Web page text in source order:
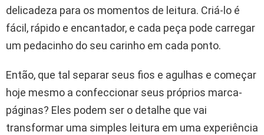
delicadeza para os momentos de leitura. Criá-lo é
fácil, rápido e encantador, e cada peça pode carregar
um pedacinho do seu carinho em cada ponto.
Então, que tal separar seus fios e agulhas e começar
hoje mesmo a confeccionar seus próprios marca-
páginas? Eles podem ser o detalhe que vai
transformar uma simples leitura em uma experiência